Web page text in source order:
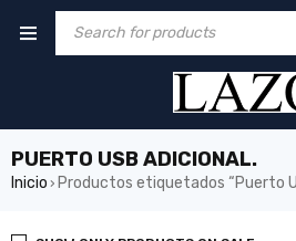
PUERTO USB ADICIONAL.
Inicio › Productos etiquetados “Puerto